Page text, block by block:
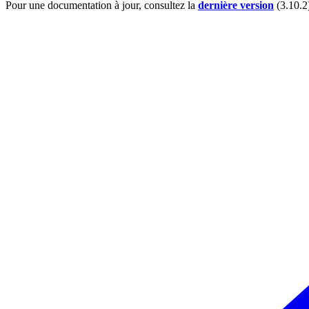
Pour une documentation à jour, consultez la dernière version (3.10.2